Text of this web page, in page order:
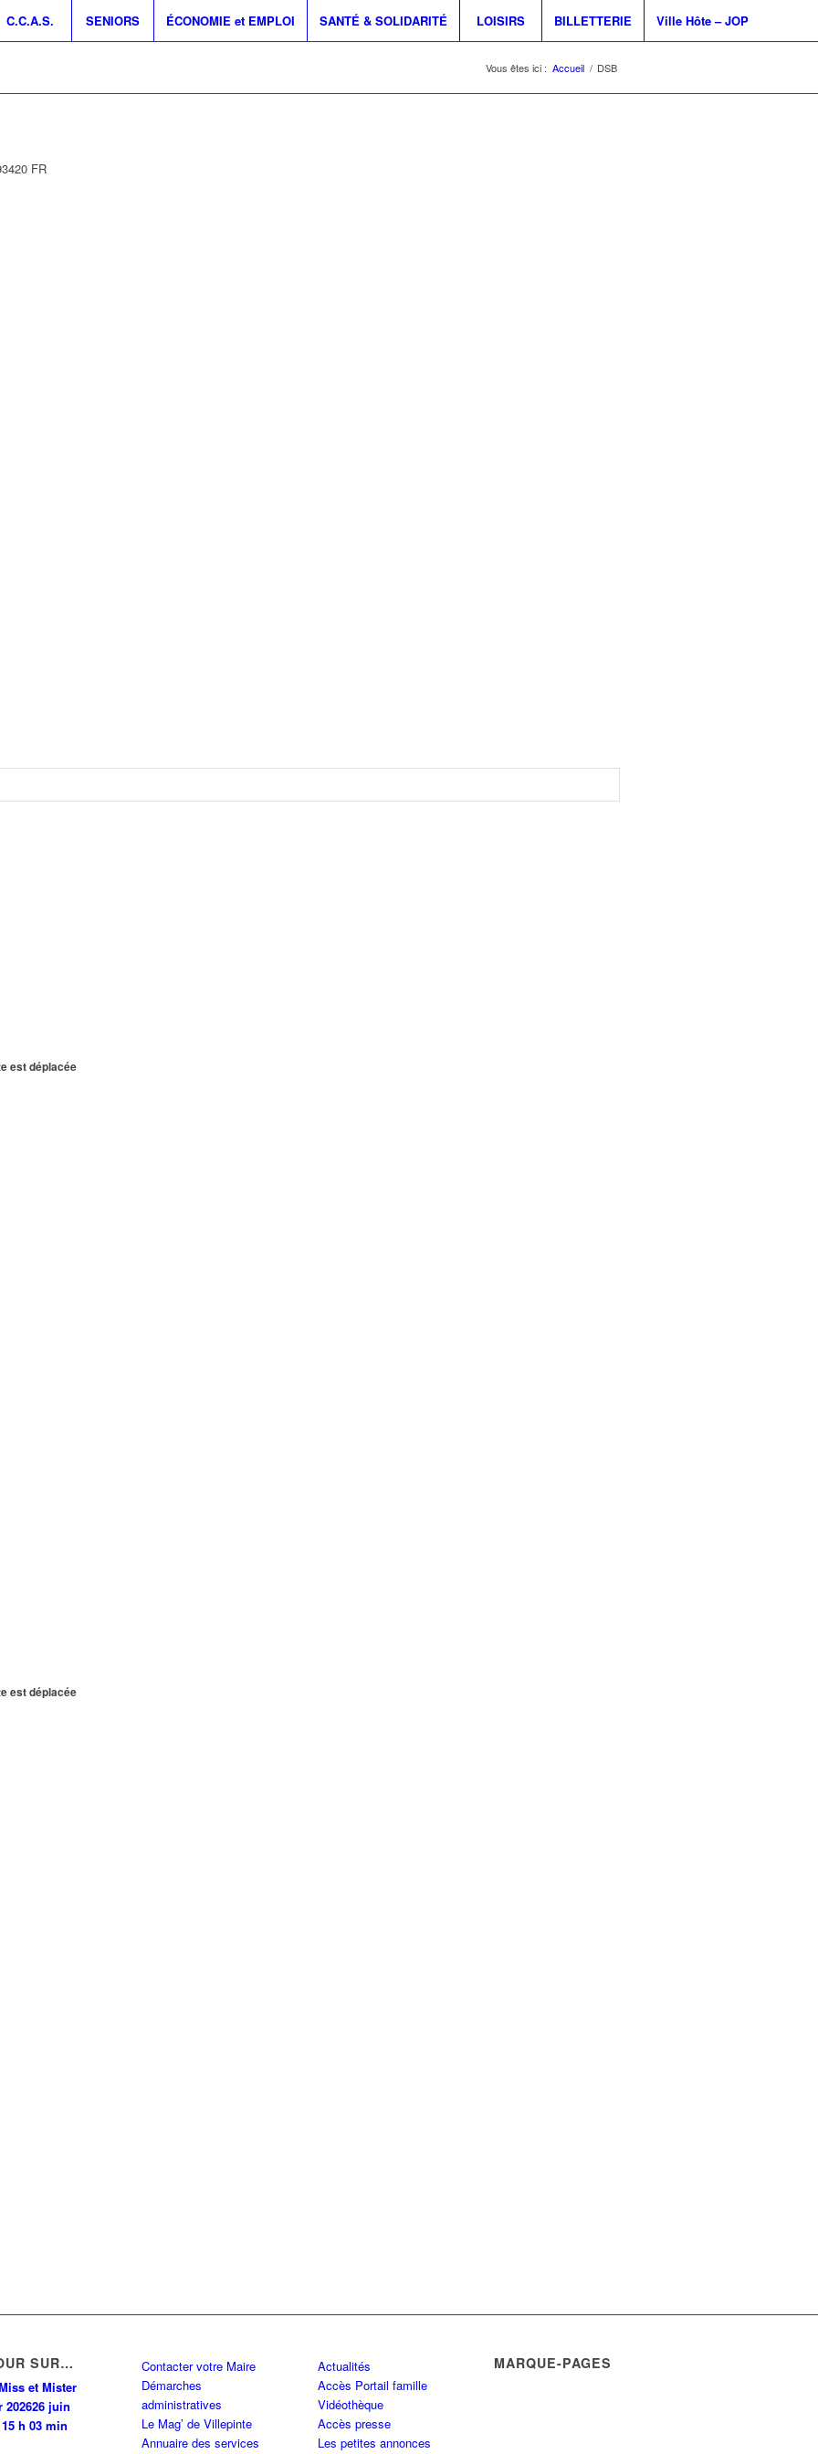
C.C.A.S. SENIORS ÉCONOMIE et EMPLOI SANTÉ & SOLIDARITÉ LOISIRS BILLETTERIE Ville Hôte – JOP
Vous êtes ici : Accueil / DSB
FR
est déplacée
est déplacée
SUR…
et Mister
202626 juin
h 03 min
Contacter votre Maire
Démarches
administratives
Le Mag’ de Villepinte
Annuaire des services
Actualités
Accès Portail famille
Vidéothèque
Accès presse
Les petites annonces
MARQUE-PAGES